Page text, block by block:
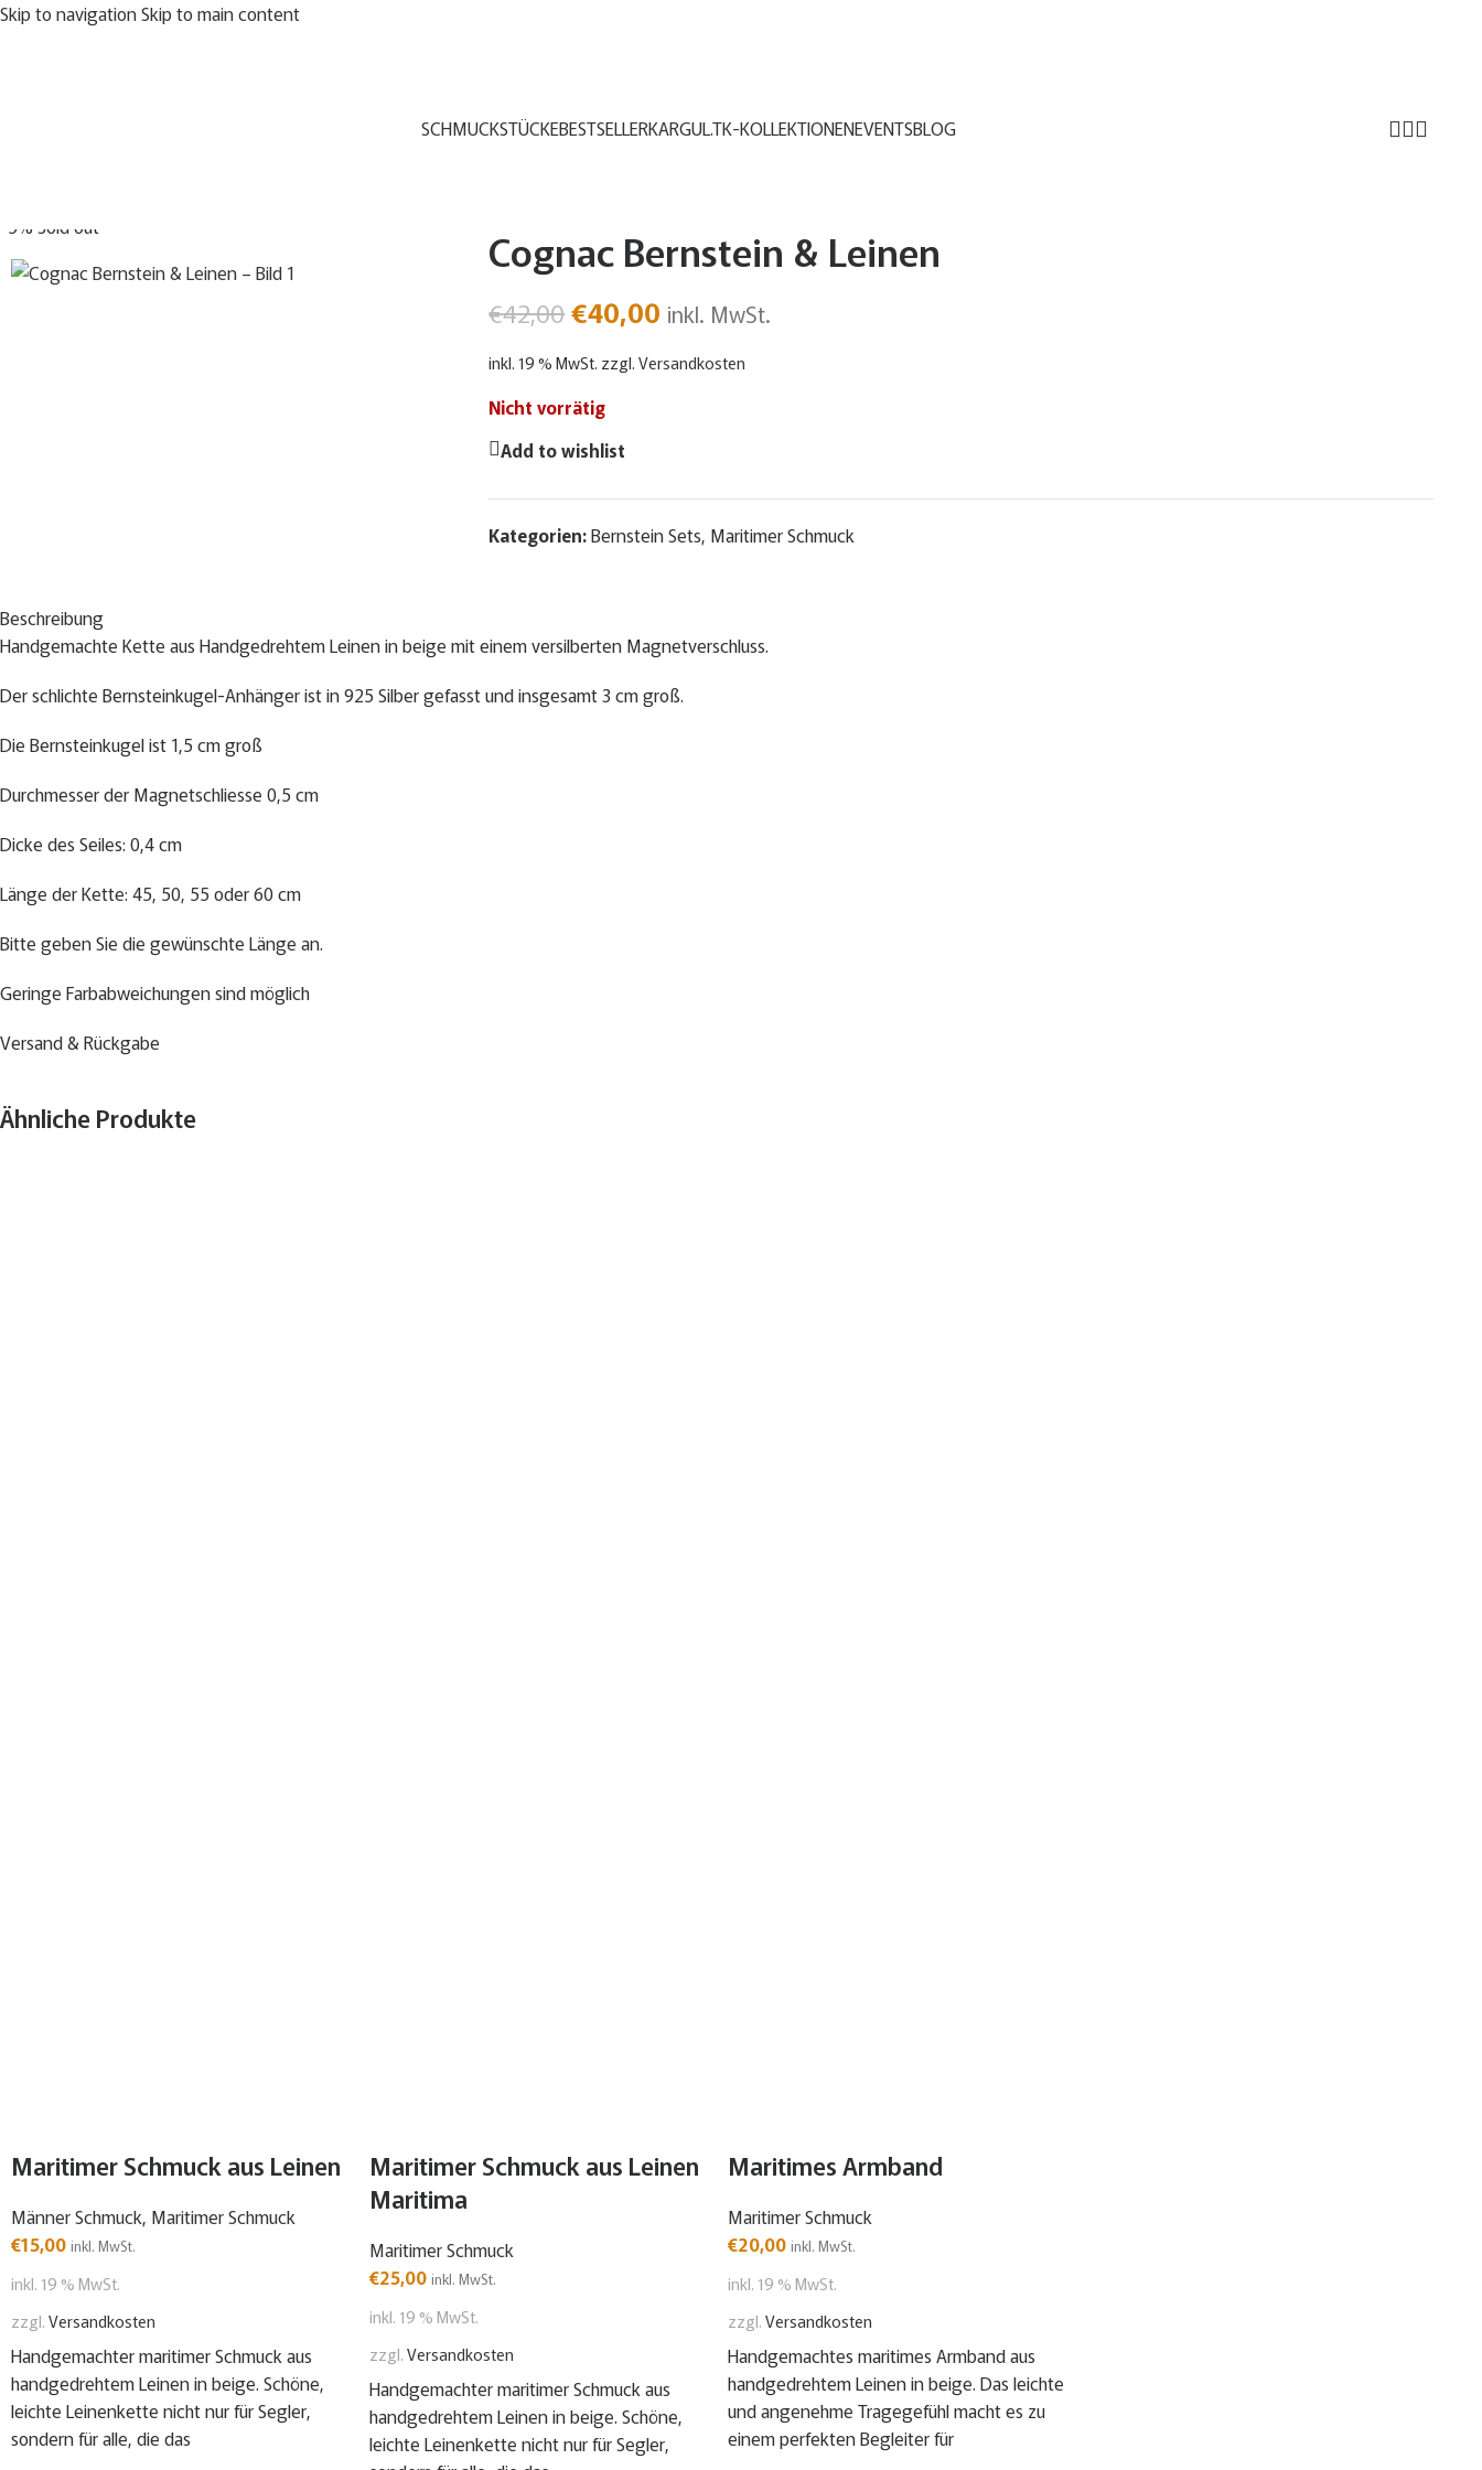
Skip to navigationSkip to main content
SCHMUCKSTÜCKEBESTSELLERKARGUL.TK-KOLLEKTIONENEVENTSBLOG
-5% Sold out Cognac Bernstein & Leinen
€42,00€40,00 inkl. MwSt.
inkl. 19 % MwSt. zzgl.Versandkosten
Nicht vorrätig
Add to wishlist
Kategorien:Bernstein Sets, Maritimer Schmuck
Beschreibung
Handgemachte Kette aus Handgedrehtem Leinen in beige mit einem versilberten Magnetverschluss.
Der schlichte Bernsteinkugel-Anhänger ist in 925 Silber gefasst und insgesamt 3 cm groß.
Die Bernsteinkugel ist 1,5 cm groß
Durchmesser der Magnetschliesse 0,5 cm
Dicke des Seiles: 0,4 cm
Länge der Kette: 45, 50, 55 oder 60 cm
Bitte geben Sie die gewünschte Länge an.
Geringe Farbabweichungen sind möglich
Versand & Rückgabe
Ähnliche Produkte
Maritimer Schmuck aus Leinen
Männer Schmuck, Maritimer Schmuck
€15,00 inkl. MwSt.
inkl. 19 % MwSt.
zzgl.Versandkosten
Handgemachter maritimer Schmuck aus
handgedrehtem Leinen in beige. Schöne,
leichte Leinenkette nicht nur für Segler,
sondern für alle, die das
Maritimer Schmuck aus Leinen
Maritima
Maritimer Schmuck
€25,00 inkl. MwSt.
inkl. 19 % MwSt.
zzgl.Versandkosten
Handgemachter maritimer Schmuck aus
handgedrehtem Leinen in beige. Schöne,
leichte Leinenkette nicht nur für Segler,
Maritimes Armband
Maritimer Schmuck
€20,00 inkl. MwSt.
inkl. 19 % MwSt.
zzgl.Versandkosten
Handgemachtes maritimes Armband aus
handgedrehtem Leinen in beige. Das leichte
und angenehme Tragegefühl macht es zu
einem perfekten Begleiter für